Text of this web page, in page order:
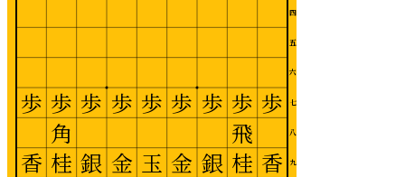
四
五
六
七
八
九
歩
香
歩
飛
桂
歩
銀
歩
金
歩
玉
歩
金
歩
銀
歩
角
桂
歩
香